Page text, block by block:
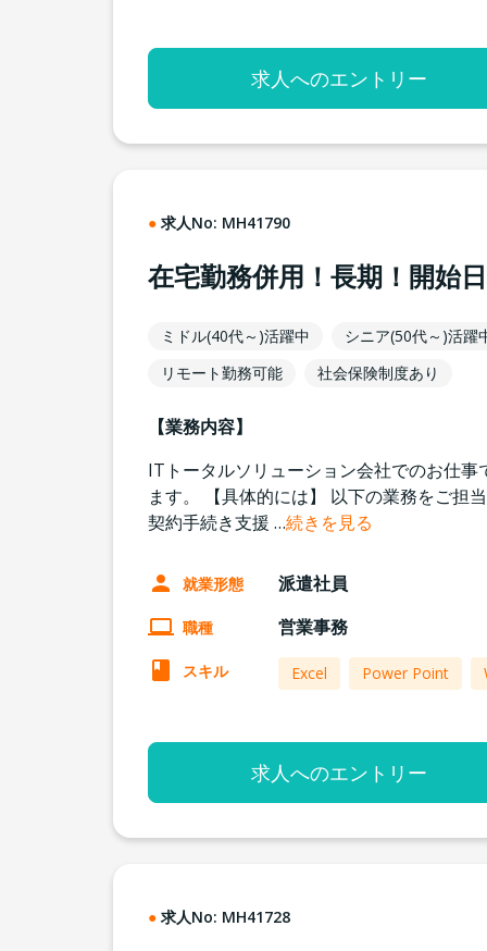
求人へのエントリー
求人No: MH41790
在宅勤務併用！長期！開始
ミドル(40代～)活躍中
シニア(50代～)活躍
リモート勤務可能
社会保険制度あり
【業務内容】
ITトータルソリューション会社でのお仕
ます。 【具体的には】 以下の業務をご担
契約手続き支援 …続きを見る
就業形態 派遣社員
職種 営業事務
スキル Excel Power Point
求人へのエントリー
求人No: MH41728